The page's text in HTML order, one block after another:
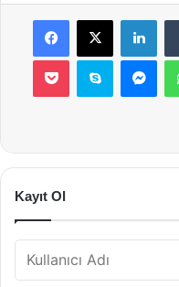
Facebook
X
Pocket Skype
Kayıt Ol